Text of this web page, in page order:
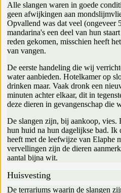
Alle slangen waren in goede
geen afwijkingen aan
Opvallend was dat veel (ongeveer
mandarina's een deel van hun
reden gekomen, misschien heeft
van vangen.
De eerste handeling die wij
water aanbieden. Hotelkamer op
drinken maar. Vaak dronk een
minuten achter elkaar, dit in
deze dieren in gevangenschap die
De slangen zijn, bij aankoop, vies.
hun huid na hun dagelijkse bad. Ik
heeft met de leefwijze van Elaphe
vervellingen zijn de dieren
aantal bijna wit.
Huisvesting
De terrariums waarin de slangen